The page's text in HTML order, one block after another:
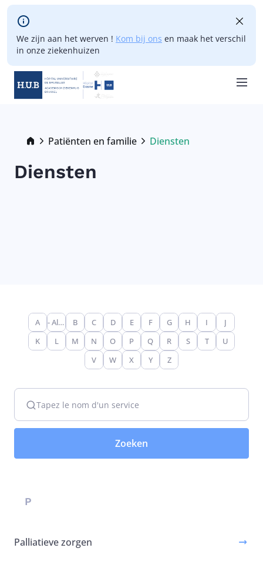
Skip to main content
We zijn aan het werven ! Kom bij ons en maak het verschil
in onze ziekenhuizen
Breadcrumb
Patiënten en familie
Current:
Diensten
Diensten
Tapez le nom d'un service
A - Alle - B C D E F G H I
J
K
L M N O P Q R S T
U
V
W X Y Z
P
Palliatieve zorgen